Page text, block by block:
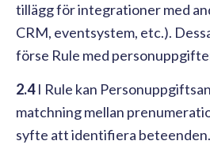
tillägg för integrationer med
CRM, eventsystem, etc.).
förse Rule med
2.4I Rule kan
matchning mellan
syfte att identifiera beteenden.